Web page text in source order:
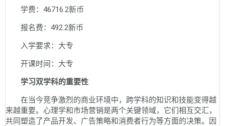
学费：46716.2新币
报名费：492.2新币
入学要求：大专
开课时间：大专
学习双学科的重要性
在当今竞争激烈的商业环境中，跨学科的知识和技能变得越
来越重要。心理学和市场营销是两个关键领域，它们相互交汇，
共同塑造了产品开发、广告策略和消费者行为等方面的决策。因